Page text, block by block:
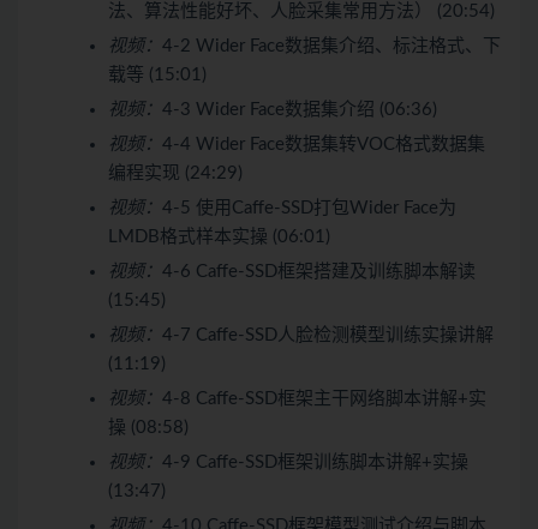
法、算法性能好坏、人脸采集常用方法） (20:54)
视频： 4-2 Wider Face数据集介绍、标注格式、下
载等 (15:01)
视频： 4-3 Wider Face数据集介绍 (06:36)
视频： 4-4 Wider Face数据集转VOC格式数据集
编程实现 (24:29)
视频： 4-5 使用Caffe-SSD打包Wider Face为
LMDB格式样本实操 (06:01)
视频： 4-6 Caffe-SSD框架搭建及训练脚本解读
(15:45)
视频： 4-7 Caffe-SSD人脸检测模型训练实操讲解
(11:19)
视频： 4-8 Caffe-SSD框架主干网络脚本讲解+实
操 (08:58)
视频： 4-9 Caffe-SSD框架训练脚本讲解+实操
(13:47)
视频： 4-10 Caffe-SSD框架模型测试介绍与脚本